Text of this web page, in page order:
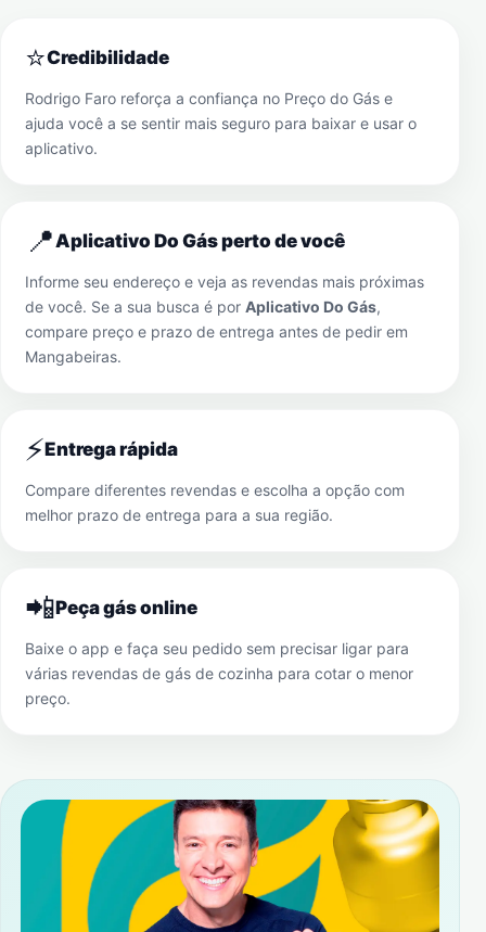
⭐Credibilidade
Rodrigo Faro reforça a confiança no Preço do Gás e
ajuda você a se sentir mais seguro para baixar e usar o
aplicativo.
📍Aplicativo Do Gás perto de você
Informe seu endereço e veja as revendas mais próximas
de você. Se a sua busca é por Aplicativo Do Gás,
compare preço e prazo de entrega antes de pedir em
Mangabeiras.
⚡Entrega rápida
Compare diferentes revendas e escolha a opção com
melhor prazo de entrega para a sua região.
📲Peça gás online
Baixe o app e faça seu pedido sem precisar ligar para
várias revendas de gás de cozinha para cotar o menor
preço.